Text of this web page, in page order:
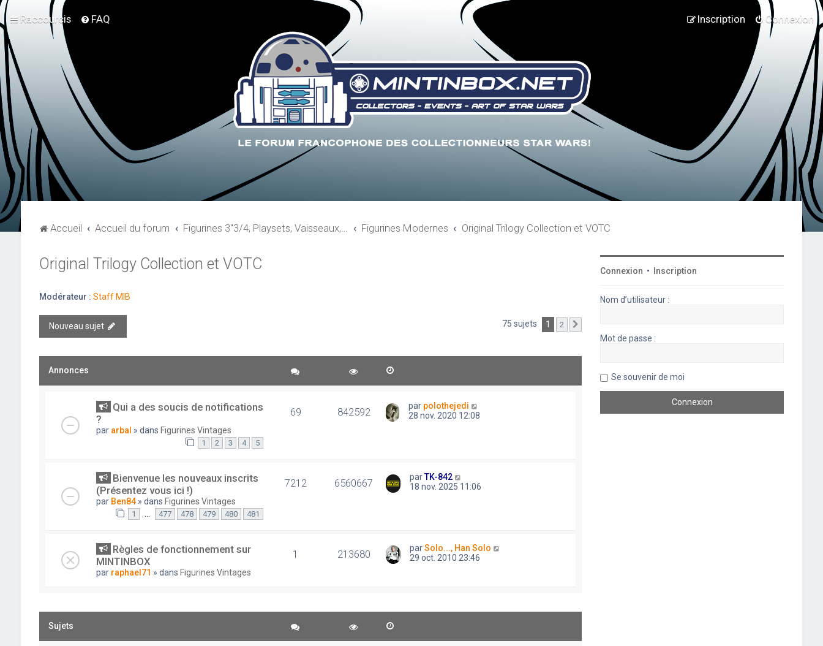
Raccourcis FAQ Connexion
Inscription
Accueil Accueil du forum Figurines 3"3/4, Playsets, Vaisseaux,… Figurines Modernes Original Trilogy Collection et VOTC
Original Trilogy Collection et VOTC
Modérateur : Staff MIB
Nouveau sujet 75 sujets 1 2
Annonces
Qui a des soucis de notifications
?
par arbal » dans Figurines Vintages
1 2 3 4 5
69 842592 par polothejedi
28 nov. 2020 12:08
Bienvenue les nouveaux inscrits
(Présentez vous ici !)
par Ben84 » dans Figurines Vintages
1 … 477 478 479 480 481
7212 6560667 parTK-842
18 nov. 2025 11:06
Règles de fonctionnement sur
MINTINBOX
par raphael71 » dans Figurines Vintages
1 213680 parSolo..., Han Solo
29 oct. 2010 23:46
Sujets
Connexion • Inscription
Nom d’utilisateur :
Mot de passe :
Se souvenir de moi